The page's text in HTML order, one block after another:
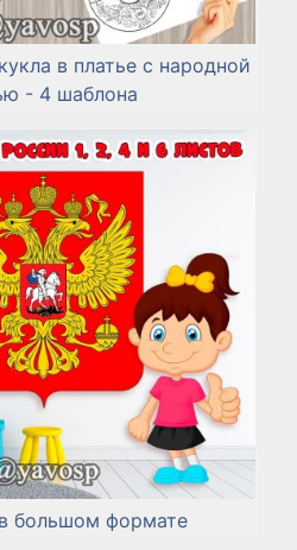
в платье с народной
- 4 шаблона
большом формате